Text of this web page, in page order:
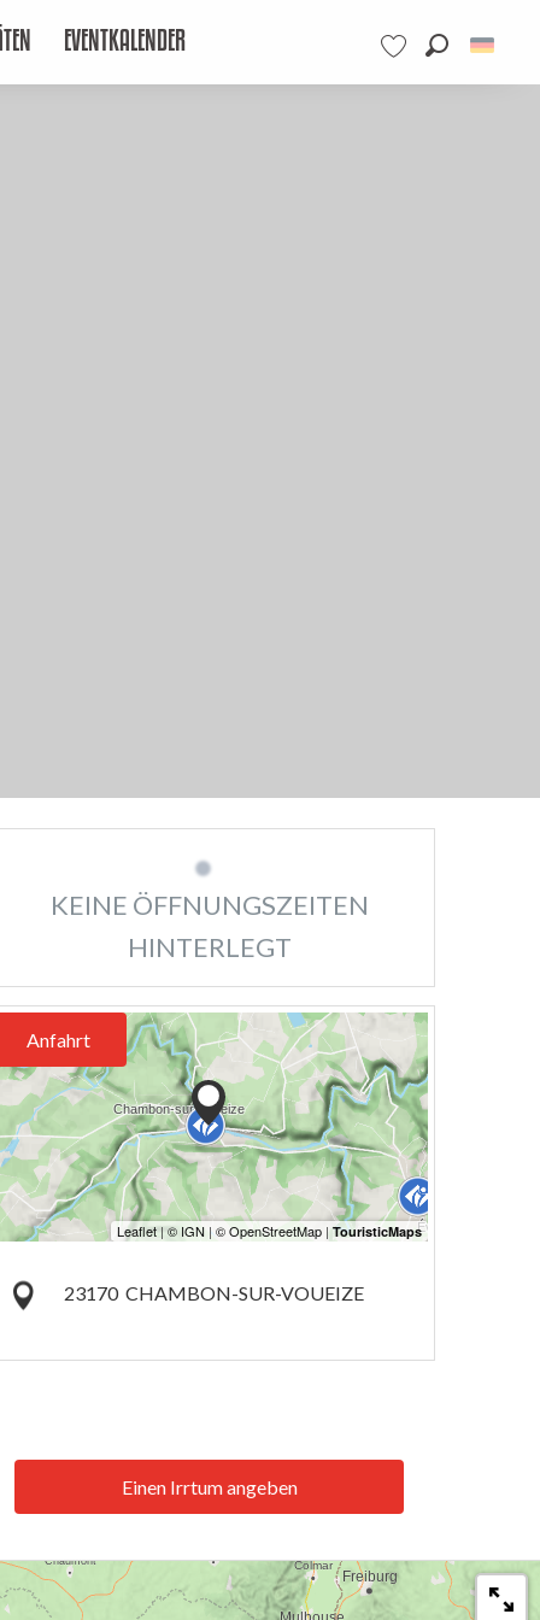
Voir les favoris
EVENTKALENDER
KEINE ÖFFNUNGSZEITEN
HINTERLEGT
Anfahrt
23170 CHAMBON-SUR-VOUEIZE
Einen Irrtum angeben